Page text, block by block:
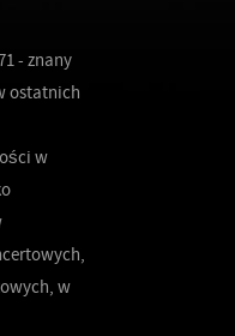
- znany
ostatnich
w
w